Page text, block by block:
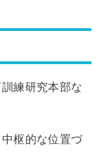
練研究本部な
枢的な位置づ